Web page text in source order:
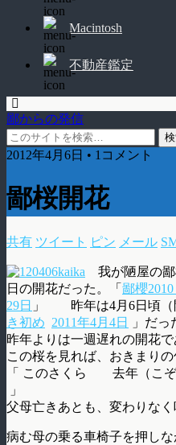
Macintosh
不動産鑑定
鄙からの発信
2012年4月6日 • 1コメント
鄙桜開花
共有 ツイート ピン メール
我が陋屋の鄙
日の開花だった。「 鄙櫻
29日 」 昨年は4月6日頃（
き初め 2011年4月4日
」だ
昨年よりは一週遅れの開花で
この桜を見れば、おきまりの
「 このさくら 去年（こ
」
父母亡きあとも、変わりなく
病む母の乗る車椅子を押し